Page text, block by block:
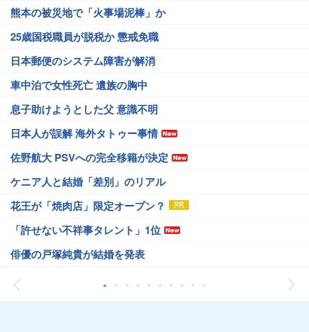
熊本の被災地で「火事場泥棒」か
25歳国税職員が脱税か 懲戒免職
日本郵便のシステム障害が解消
車中泊で女性死亡 遺族の胸中
息子助けようとした父 意識不明
日本人が誤解 海外タトゥー事情
佐野航大 PSVへの完全移籍が決定
ケニア人と結婚「差別」のリアル
花王が「焼肉店」限定オープン？
「許せない不祥事タレント」1位
俳優の戸塚純貴が結婚を発表